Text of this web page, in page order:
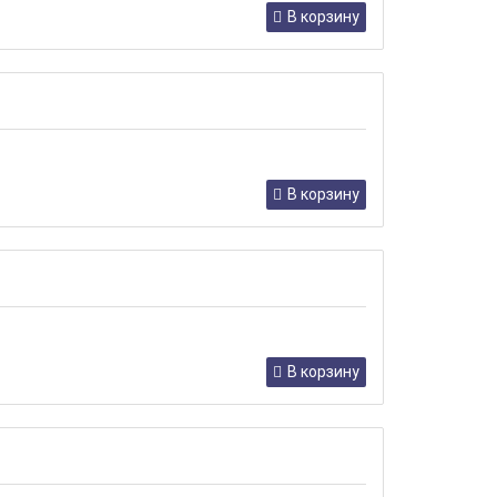
В корзину
В корзину
В корзину